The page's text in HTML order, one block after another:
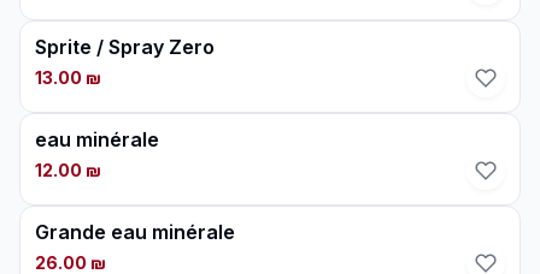
Sprite / Spray Zero
13.00 ₪
eau minérale
12.00 ₪
Grande eau minérale
26.00 ₪